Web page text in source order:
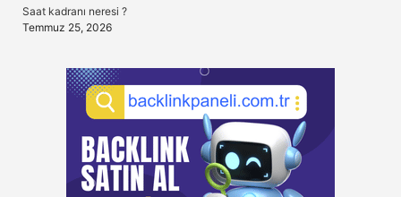
Saat kadranı neresi ?
Temmuz 25, 2026